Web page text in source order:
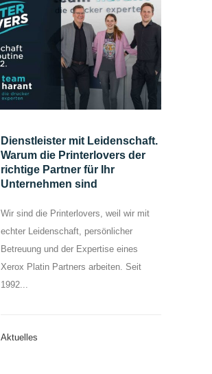
Dienstleister mit Leidenschaft.
Warum die Printerlovers der
richtige Partner für Ihr
Unternehmen sind
Wir sind die Printerlovers, weil wir mit
echter Leidenschaft, persönlicher
Betreuung und der Expertise eines
Xerox Platin Partners arbeiten. Seit
1992...
Aktuelles